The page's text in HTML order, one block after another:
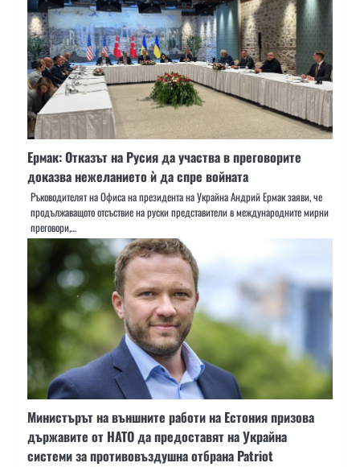
Ермак: Отказът на Русия да участва в преговорите
доказва нежеланието ѝ да спре войната
Ръководителят на Офиса на президента на Украйна Андрий Ермак заяви, че
продължаващото отсъствие на руски представители в международните мирни
преговори,…
Министърът на външните работи на Естония призова
държавите от НАТО да предоставят на Украйна
системи за противовъздушна отбрана Patriot